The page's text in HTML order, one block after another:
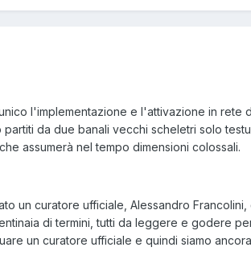
l'implementazione e l'attivazione in rete
da due banali vecchi scheletri solo
assumerà nel tempo dimensioni colossali.
un curatore ufficiale, Alessandro
di termini, tutti da leggere e godere
un curatore ufficiale e quindi siamo